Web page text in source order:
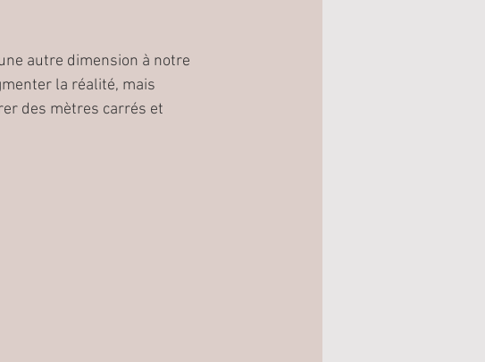
autre dimension à notre
la réalité, mais
des mètres carrés et